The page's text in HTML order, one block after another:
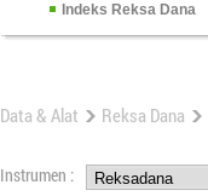
Indeks Reksa Dana
Data & Alat Reksa Dana
Instrumen :